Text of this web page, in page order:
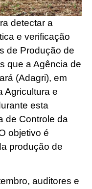
detectar a
e verificação
de Produção de
que a Agência de
(Adagri), em
Agricultura e
esta
de Controle da
objetivo é
produção de
auditores e